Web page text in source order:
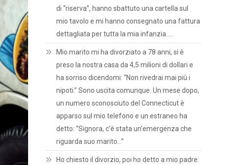
di “riserva”, hanno sbattuto una cartella sul
mio tavolo e mi hanno consegnato una fattura
dettagliata per tutta la mia infanzia…..
Mio marito mi ha divorziato a 78 anni, si è
preso la nostra casa da 4,5 milioni di dollari e
ha sorriso dicendomi: “Non rivedrai mai più i
nipoti.” Sono uscita comunque. Un mese dopo,
un numero sconosciuto del Connecticut è
apparso sul mio telefono e un estraneo ha
detto: “Signora, c’è stata un’emergenza che
riguarda suo marito…”
Ho chiesto il divorzio, poi ho detto a mio padre: